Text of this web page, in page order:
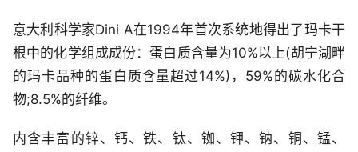
意大利科学家Dini A在1994年首次系统地得出了玛卡干
根中的化学组成成份：蛋白质含量为10%以上(胡宁湖畔
的玛卡品种的蛋白质含量超过14%)，59%的碳水化合
物;8.5%的纤维。
内含丰富的锌、钙、铁、钛、铷、钾、钠、铜、锰、